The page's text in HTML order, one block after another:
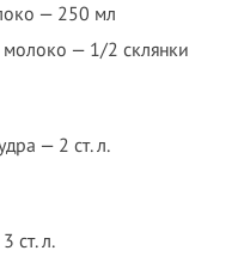
— 250 мл
молоко — 1/2 склянки
— 2 ст. л.
ст. л.